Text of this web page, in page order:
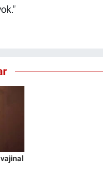
vajinal